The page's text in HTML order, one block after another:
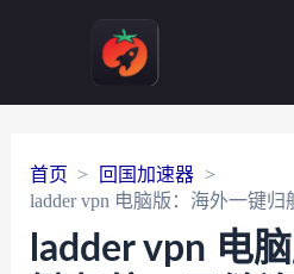
首页
回国加速器
ladder vpn 电脑版：海外一键
ladder vpn 电